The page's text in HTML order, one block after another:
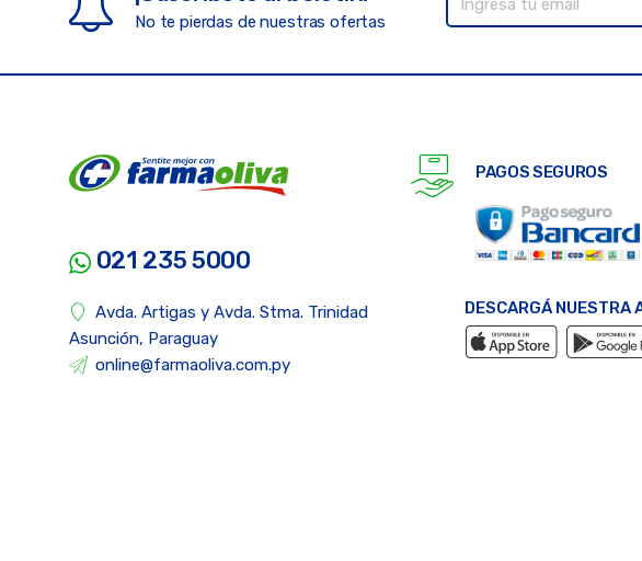
No te pierdas de nuestras ofertas
021 235 5000
Avda. Artigas y Avda. Stma. Trinidad
Asunción, Paraguay
online@farmaoliva.com.py
PAGOS SEGUROS
DESCARGÁ NUESTRA